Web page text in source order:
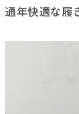
通年快適な履